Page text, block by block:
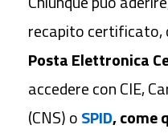
recapito certificato,
Posta Elettronica
accedere con CIE,
(CNS) oSPID, come